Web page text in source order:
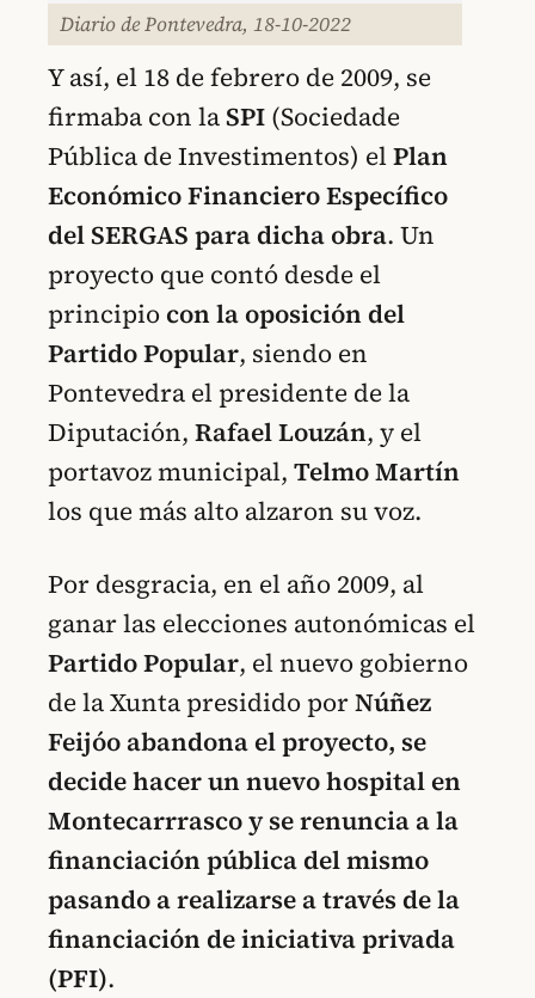
Diario de Pontevedra, 18-10-2022
Y así, el 18 de febrero de 2009, se
firmaba con laSPI (Sociedade
Pública de Investimentos) elPlan
Económico Financiero Específico
del SERGAS para dicha obra. Un
proyecto que contó desde el
principio con la oposición del
Partido Popular, siendo en
Pontevedra el presidente de la
Diputación, Rafael Louzán, y el
portavoz municipal, Telmo Martín
los que más alto alzaron su voz.
Por desgracia, en el año 2009, al
ganar las elecciones autonómicas el
Partido Popular, el nuevo gobierno
de la Xunta presidido porNúñez
Feijóoabandona el proyecto, se
decide hacer un nuevo hospital en
Montecarrrasco y se renuncia a la
financiación pública del mismo
pasando a realizarse a través de la
financiación de iniciativa privada
(PFI).